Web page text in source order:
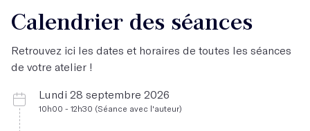
suivre cet atelier.
Pas forcément.
Calendrier des séances
Retrouvez ici les dates et horaires de toutes les séances
de votre atelier !
Lundi 28 septembre 2026
10h00 - 12h30 (Séance avec l'auteur)